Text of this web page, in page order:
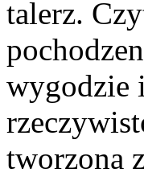
talerz.
wygodzie
tworzona